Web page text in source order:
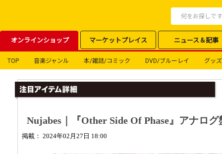
オンラインショップ マーケットプレイス ニュース＆記事
TOP 音楽ジャンル 本/雑誌/コミック DVD/ブルーレイ グッズ
Nujabes｜『Other Side Of Phase』アナロ
掲載： 2024年02月27日 18:00